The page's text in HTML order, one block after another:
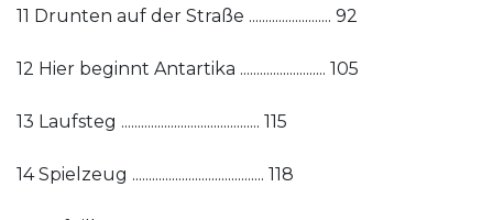
11 Drunten auf der Straße ......................... 92
12 Hier beginnt Antartika .......................... 105
13 Laufsteg .......................................... 115
14 Spielzeug ........................................ 118